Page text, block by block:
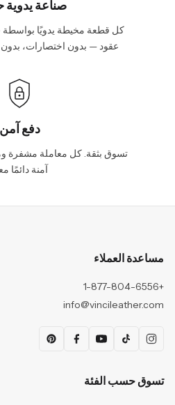
صناعة يدوية
كل قطعة مخيطة يدويًا بواسطة
عقود — بدون اختصارات،
دفع آمن
تسوق بثقة. كل معاملة مشفرة
آمنة دائمًا
مساعدة العملاء
+1-877-804-6556
info@vincileather.com
تسوق حسب الفئة